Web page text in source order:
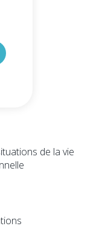
de la vie